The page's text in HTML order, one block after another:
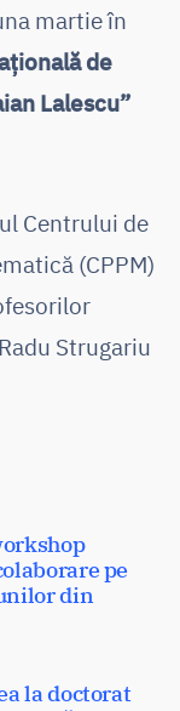
martie în
de
Lalescu”
Centrului de
(CPPM)
Strugariu
la doctorat
pe
din